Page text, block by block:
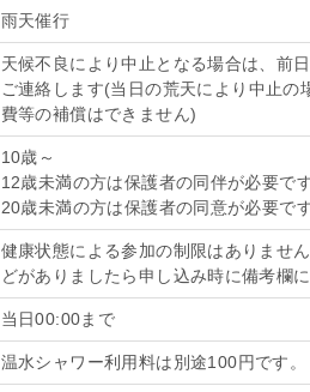
雨天催行
天候不良により中止となる場合は、前
ご連絡します(当日の荒天により中止の
費等の補償はできません)
10歳～
12歳未満の方は保護者の同伴が必要で
20歳未満の方は保護者の同意が必要で
健康状態による参加の制限はありませ
どがありましたら申し込み時に備考欄
当日00:00まで
温水シャワー利用料は別途100円です。